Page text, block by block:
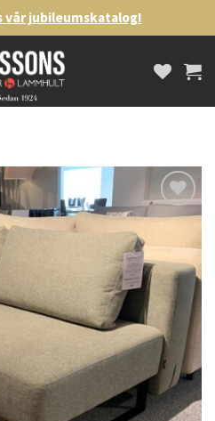
vår jubileumskatalog!
önskelistan